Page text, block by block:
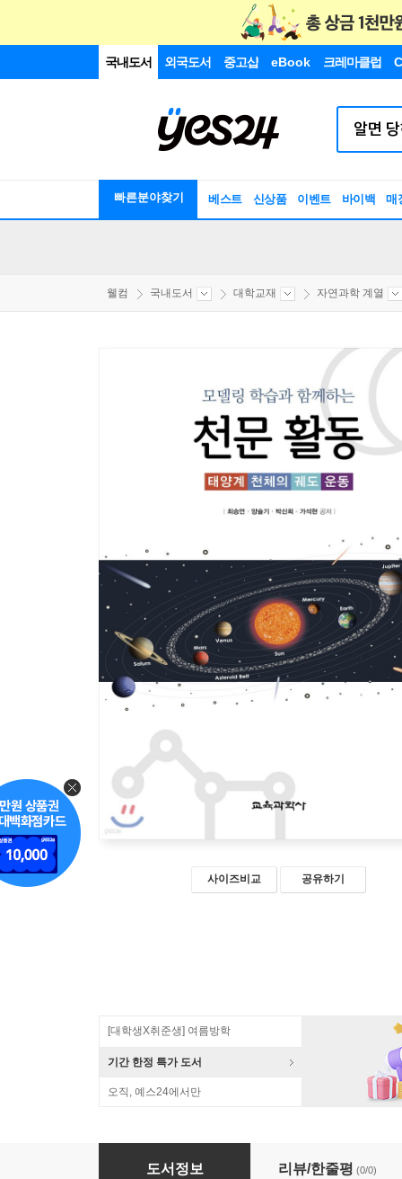
국내도서 외국도서 중고샵 eBook 크레마클럽
빠른분야찾기 베스트 신상품 이벤트 바이백 매
웰컴 국내도서 대학교재 자연과학 계열
사이즈비교 공유하기
[대학생X취준생] 여름방학
기간 한정 특가 도서
오직, 예스24에서만
천문 활동
도서정보 리뷰/한줄평 (0/0)